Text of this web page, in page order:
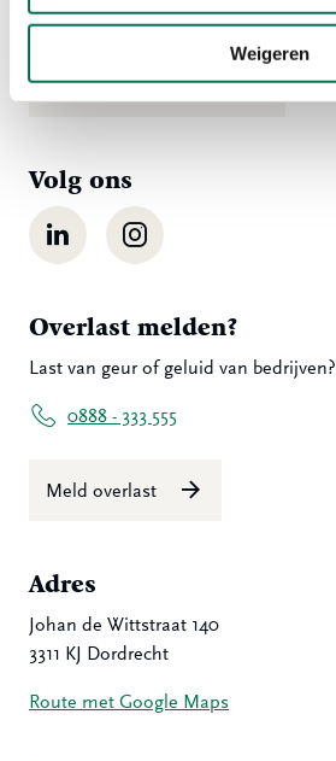
Weigeren
078 - 770 85 85
Stuur ons een bericht
Volg ons
LinkedIn Instagram
Overlast melden?
Last van geur of geluid van
0888 - 333 555
Meld overlast
Adres
Johan de Wittstraat 140
3311 KJ Dordrecht
Route met Google Maps